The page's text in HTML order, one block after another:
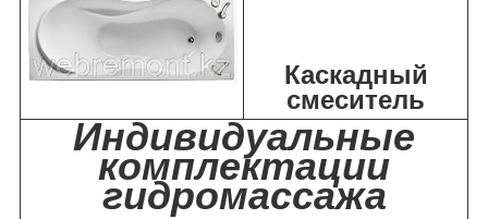
Каскадный
смеситель
Индивидуальные
комплектации
гидромассажа